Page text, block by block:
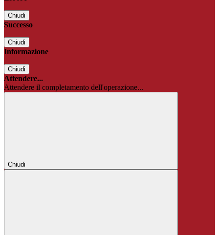
Chiudi
Successo
Chiudi
Informazione
Chiudi
Attendere...
Attendere il completamento dell'operazione...
Chiudi